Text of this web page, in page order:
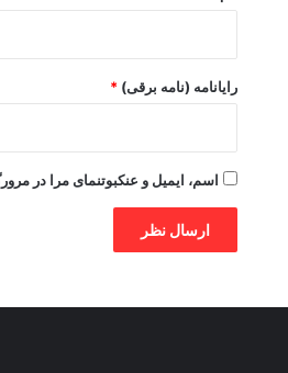
رایانامه (نامه برقی) *
اسم، ایمیل و عنکبوتنمای مرا در